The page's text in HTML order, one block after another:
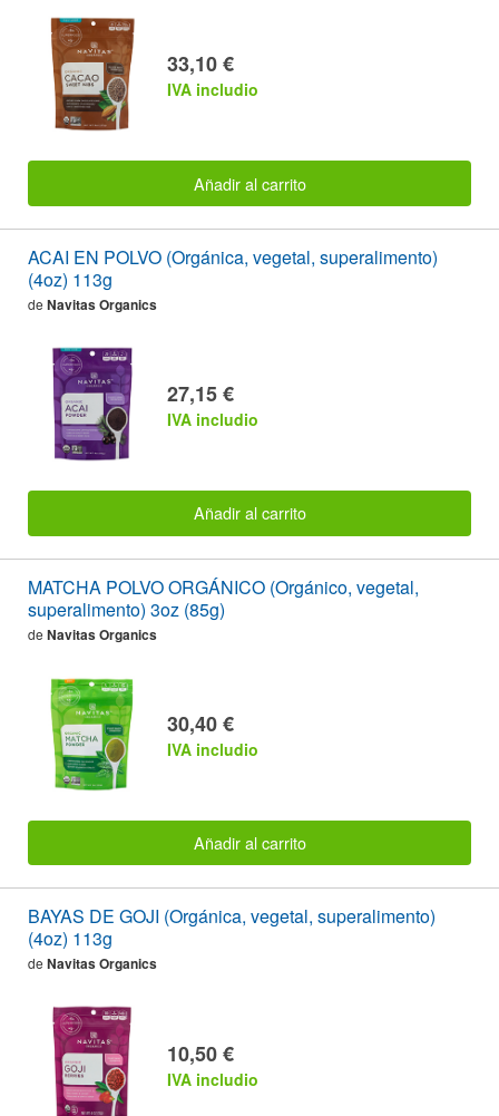
33,10 €
IVA includio
Añadir al carrito
ACAI EN POLVO (Orgánica, vegetal, superalimento)
(4oz) 113g
de Navitas Organics
27,15 €
IVA includio
Añadir al carrito
MATCHA POLVO ORGÁNICO (Orgánico, vegetal,
superalimento) 3oz (85g)
de Navitas Organics
30,40 €
IVA includio
Añadir al carrito
BAYAS DE GOJI (Orgánica, vegetal, superalimento)
(4oz) 113g
de Navitas Organics
10,50 €
IVA includio